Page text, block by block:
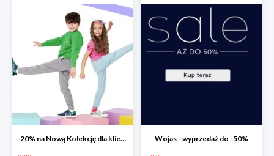
-20% na Nową Kolekcję dla klientów PREMIUM Wojas - wyprzedaż do -50%